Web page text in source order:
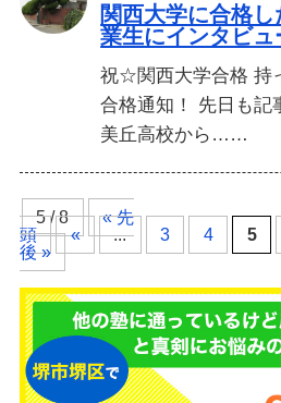
関西大学に合格
業生にインタビュ
祝☆関西大学合格 持
合格通知！ 先日も記
美丘高校から……
5 / 8
« 先
頭
« ... 3 4 5
後 »